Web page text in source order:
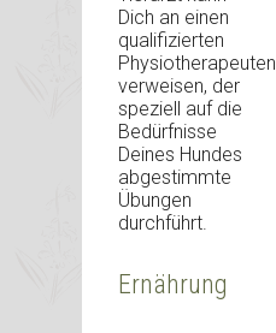
Dich an einen
qualifizierten
Physiotherapeuten
verweisen, der
speziell auf die
Bedürfnisse
Deines Hundes
abgestimmte
Übungen
durchführt.
Ernährung